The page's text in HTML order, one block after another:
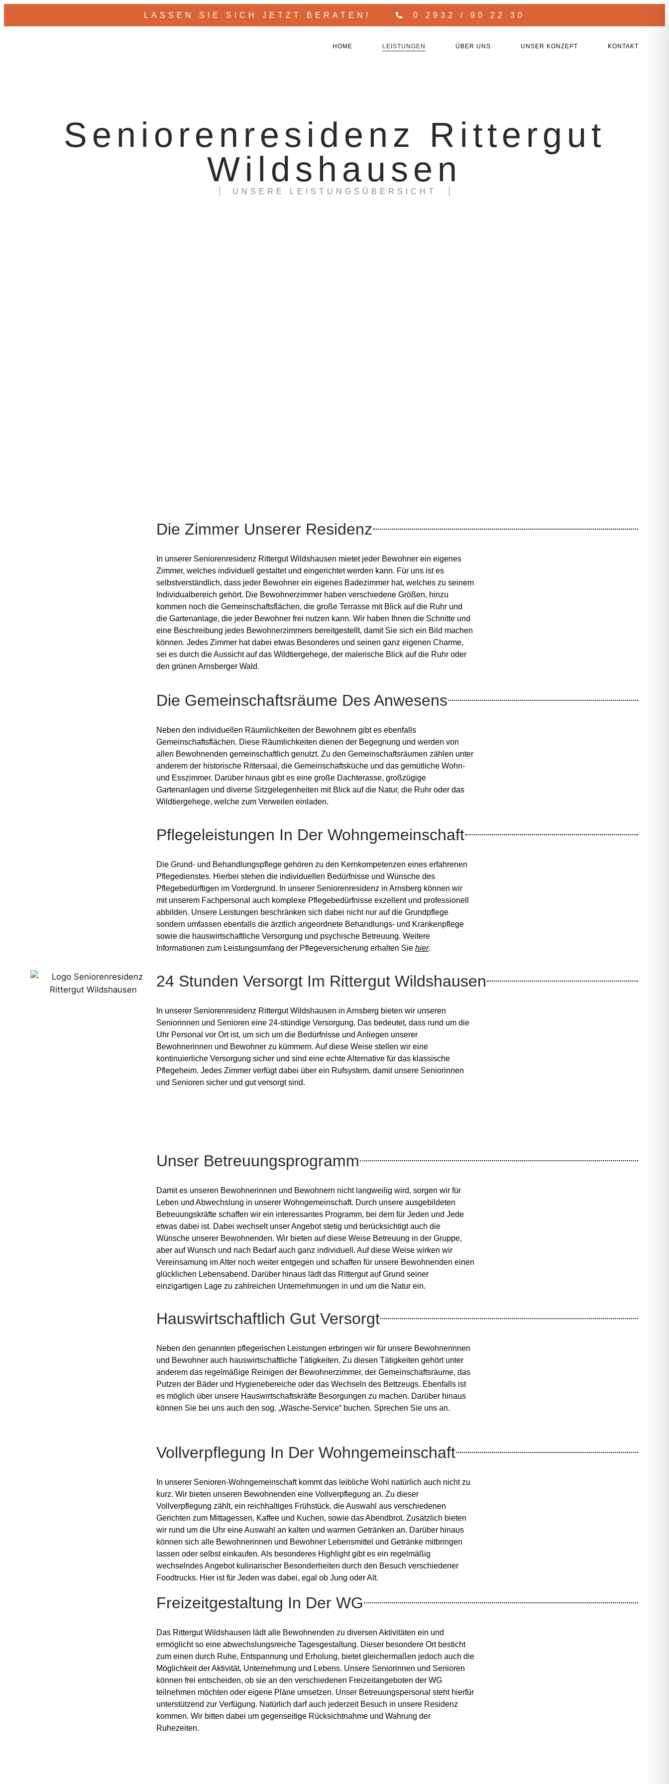
LASSEN SIE SICH JETZT BERATEN! 0 2932 / 90 22 30
HOME LEISTUNGEN ÜBER UNS UNSER KONZEPT KONTAKT
Seniorenresidenz Rittergut
Wildshausen
UNSERE LEISTUNGSÜBERSICHT
Die Zimmer Unserer Residenz
In unserer Seniorenresidenz Rittergut Wildshausen mietet jeder Bewohner ein eigenes
Zimmer, welches individuell gestaltet und eingerichtet werden kann. Für uns ist es
selbstverständlich, dass jeder Bewohner ein eigenes Badezimmer hat, welches zu seinem
Individualbereich gehört. Die Bewohnerzimmer haben verschiedene Größen, hinzu
kommen noch die Gemeinschaftsflächen, die große Terrasse mit Blick auf die Ruhr und
die Gartenanlage, die jeder Bewohner frei nutzen kann. Wir haben Ihnen die Schnitte und
eine Beschreibung jedes Bewohnerzimmers bereitgestellt, damit Sie sich ein Bild machen
können. Jedes Zimmer hat dabei etwas Besonderes und seinen ganz eigenen Charme,
sei es durch die Aussicht auf das Wildtiergehege, der malerische Blick auf die Ruhr oder
den grünen Arnsberger Wald.
Die Gemeinschaftsräume Des Anwesens
Neben den individuellen Räumlichkeiten der Bewohnern gibt es ebenfalls
Gemeinschaftsflächen. Diese Räumlichkeiten dienen der Begegnung und werden von
allen Bewohnenden gemeinschaftlich genutzt. Zu den Gemeinschaftsräumen zählen unter
anderem der historische Rittersaal, die Gemeinschaftsküche und das gemütliche Wohn-
und Esszimmer. Darüber hinaus gibt es eine große Dachterasse, großzügige
Gartenanlagen und diverse Sitzgelegenheiten mit Blick auf die Natur, die Ruhr oder das
Wildtiergehege, welche zum Verweilen einladen.
Pflegeleistungen In Der Wohngemeinschaft
Die Grund- und Behandlungspflege gehören zu den Kernkompetenzen eines erfahrenen
Pflegedienstes. Hierbei stehen die individuellen Bedürfnisse und Wünsche des
Pflegebedürftigen im Vordergrund. In unserer Seniorenresidenz in Arnsberg können wir
mit unserem Fachpersonal auch komplexe Pflegebedürfnisse exzellent und professionell
abbilden. Unsere Leistungen beschränken sich dabei nicht nur auf die Grundpflege
sondern umfassen ebenfalls die ärztlich angeordnete Behandlungs- und Krankenpflege
sowie die hauswirtschaftliche Versorgung und psychische Betreuung. Weitere
Informationen zum Leistungsumfang der Pflegeversicherung erhalten Siehier.
24 Stunden Versorgt Im Rittergut Wildshausen
In unserer Seniorenresidenz Rittergut Wildshausen in Arnsberg bieten wir unseren
Seniorinnen und Senioren eine 24-stündige Versorgung. Das bedeutet, dass rund um die
Uhr Personal vor Ort ist, um sich um die Bedürfnisse und Anliegen unserer
Bewohnerinnen und Bewohner zu kümmern. Auf diese Weise stellen wir eine
kontinuierliche Versorgung sicher und sind eine echte Alternative für das klassische
Pflegeheim. Jedes Zimmer verfügt dabei über ein Rufsystem, damit unsere Seniorinnen
und Senioren sicher und gut versorgt sind.
Unser Betreuungsprogramm
Damit es unseren Bewohnerinnen und Bewohnern nicht langweilig wird, sorgen wir für
Leben und Abwechslung in unserer Wohngemeinschaft. Durch unsere ausgebildeten
Betreuungskräfte schaffen wir ein interessantes Programm, bei dem für Jeden und Jede
etwas dabei ist. Dabei wechselt unser Angebot stetig und berücksichtigt auch die
Wünsche unserer Bewohnenden. Wir bieten auf diese Weise Betreuung in der Gruppe,
aber auf Wunsch und nach Bedarf auch ganz individuell. Auf diese Weise wirken wir
Vereinsamung im Alter noch weiter entgegen und schaffen für unsere Bewohnenden einen
glücklichen Lebensabend. Darüber hinaus lädt das Rittergut auf Grund seiner
einzigartigen Lage zu zahlreichen Unternehmungen in und um die Natur ein.
Hauswirtschaftlich Gut Versorgt
Neben den genannten pflegerischen Leistungen erbringen wir für unsere Bewohnerinnen
und Bewohner auch hauswirtschaftliche Tätigkeiten. Zu diesen Tätigkeiten gehört unter
anderem das regelmäßige Reinigen der Bewohnerzimmer, der Gemeinschaftsräume, das
Putzen der Bäder und Hygienebereiche oder das Wechseln des Bettzeugs. Ebenfalls ist
es möglich über unsere Hauswirtschaftskräfte Besorgungen zu machen. Darüber hinaus
können Sie bei uns auch den sog. „Wäsche-Service“ buchen. Sprechen Sie uns an.
Vollverpflegung In Der Wohngemeinschaft
In unserer Senioren-Wohngemeinschaft kommt das leibliche Wohl natürlich auch nicht zu
kurz. Wir bieten unseren Bewohnenden eine Vollverpflegung an. Zu dieser
Vollverpflegung zählt, ein reichhaltiges Frühstück, die Auswahl aus verschiedenen
Gerichten zum Mittagessen, Kaffee und Kuchen, sowie das Abendbrot. Zusätzlich bieten
wir rund um die Uhr eine Auswahl an kalten und warmen Getränken an. Darüber hinaus
können sich alle Bewohnerinnen und Bewohner Lebensmittel und Getränke mitbringen
lassen oder selbst einkaufen. Als besonderes Highlight gibt es ein regelmäßig
wechselndes Angebot kulinarischer Besonderheiten durch den Besuch verschiedener
Foodtrucks. Hier ist für Jeden was dabei, egal ob Jung oder Alt.
Freizeitgestaltung In Der WG
Das Rittergut Wildshausen lädt alle Bewohnenden zu diversen Aktivitäten ein und
ermöglicht so eine abwechslungsreiche Tagesgestaltung. Dieser besondere Ort besticht
zum einen durch Ruhe, Entspannung und Erholung, bietet gleichermaßen jedoch auch die
Möglichkeit der Aktivität, Unternehmung und Lebens. Unsere Seniorinnen und Senioren
können frei entscheiden, ob sie an den verschiedenen Freizeitangeboten der WG
teilnehmen möchten oder eigene Pläne umsetzen. Unser Betreuungspersonal steht hierfür
unterstützend zur Verfügung. Natürlich darf auch jederzeit Besuch in unsere Residenz
kommen. Wir bitten dabei um gegenseitige Rücksichtnahme und Wahrung der
Ruhezeiten.